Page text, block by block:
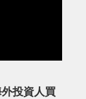
外投資人買